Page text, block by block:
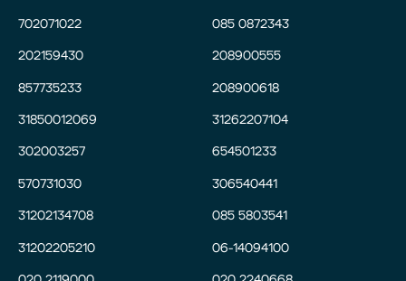
702071022
202159430
857735233
31850012069
302003257
570731030
31202134708
31202205210
085 0872343
208900555
208900618
31262207104
654501233
306540441
085 5803541
06-14094100